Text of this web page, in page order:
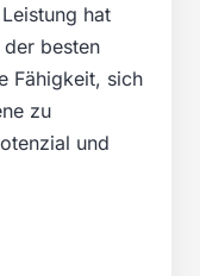
hat
besten
Fähigkeit, sich
zu
und